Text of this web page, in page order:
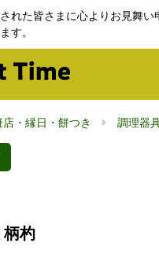
された皆さまに心よりお見
す。
店・縁日・餅つき 調理器
柄杓